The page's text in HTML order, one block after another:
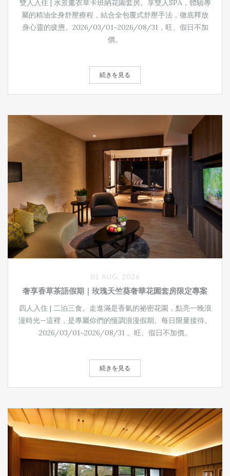
雙人入住 | 水景薰衣草卡班納花園套房。享雙人SPA，體驗專
屬的精油全身舒壓療程，結合全包覆式舒壓手法，徹底釋放
身心靈的疲憊。2026/03/01~2026/08/31，旺、假日不加
價。
続きを見る
奢享香草茶語假期｜玫瑰天竺葵奢華花園套房限定專案
四人入住 | 二泊三食。走進滿是香氣的祕密花園，點亮一晚浪
漫時光—這裡，是專屬你們的慢調浪漫假期。每日限量接待。
2026/03/01~2026/08/31 。旺、假日不加價。
01 AUG, 2026
続きを見る